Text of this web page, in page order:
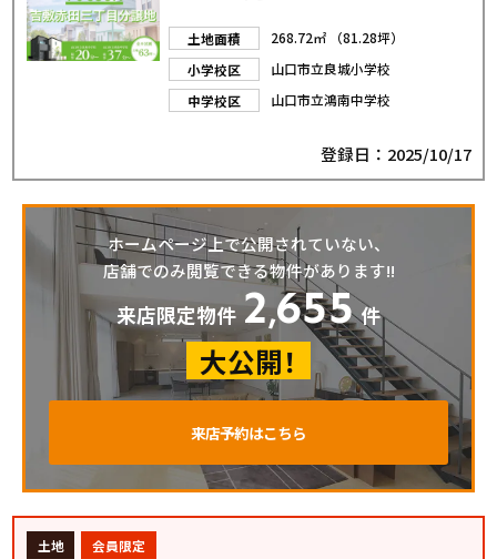
土地面積
268.72㎡ （81.28坪）
小学校区
山口市立良城小学校
中学校区
山口市立鴻南中学校
登録日：2025/10/17
ホームページ上で公開されていない、
店舗でのみ閲覧できる物件があります!!
来店限定物件 2,655 件
大公開！
来店予約はこちら
土地 会員限定